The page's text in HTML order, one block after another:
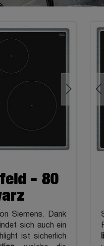
- 80
Siemens. Dank
sich auch ein
ist sicherlich